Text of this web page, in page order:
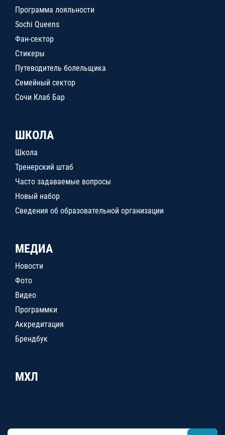
Программа лояльности
Sochi Queens
Фан-сектор
Стикеры
Путеводитель болельщика
Семейный сектор
Сочи Клаб Бар
ШКОЛА
Школа
Тренерский штаб
Часто задаваемые вопросы
Новый набор
Сведения об образовательной организации
МЕДИА
Новости
Фото
Видео
Программки
Аккредитация
Брендбук
МХЛ